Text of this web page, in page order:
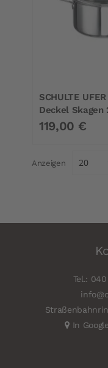
SCHULTE
Deckel Skagen
119,00 €
Anzeigen
Tel.:
In